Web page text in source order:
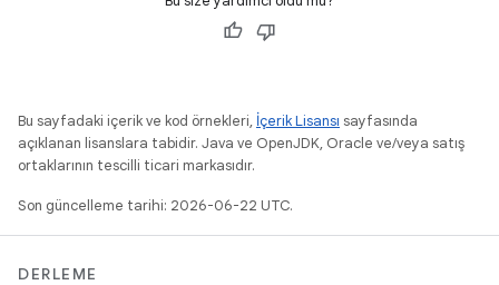
Bu sayfadaki içerik ve kod örnekleri, İçerik Lisansı sayfasında
açıklanan lisanslara tabidir. Java ve OpenJDK, Oracle ve/veya satış
ortaklarının tescilli ticari markasıdır.
Son güncelleme tarihi: 2026-06-22 UTC.
DERLEME